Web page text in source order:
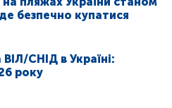
безпечно купатися
СНІД в Україні:
року